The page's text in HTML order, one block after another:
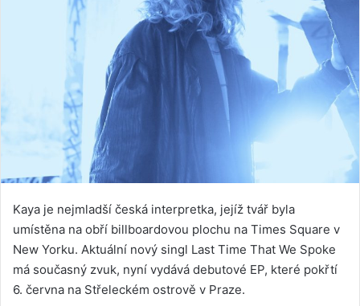
Kaya je nejmladší česká interpretka, jejíž tvář byla
umístěna na obří billboardovou plochu na Times Square v
New Yorku. Aktuální nový singl Last Time That We Spoke
má současný zvuk, nyní vydává debutové EP, které pokřtí
6. června na Střeleckém ostrově v Praze.